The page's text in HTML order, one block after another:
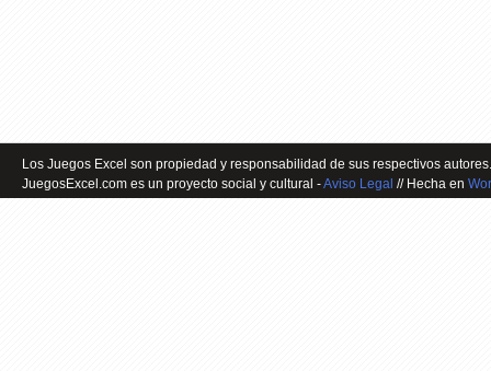
Los Juegos Excel son propiedad y responsabilidad de sus respectivos
JuegosExcel.com es un proyecto social y cultural -Aviso Legal // Hecha en